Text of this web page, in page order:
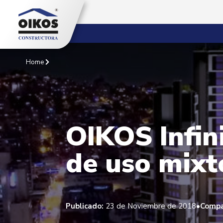
Home
OIKOS
de uso
Publicado: 23 de Noviembre de 2018•